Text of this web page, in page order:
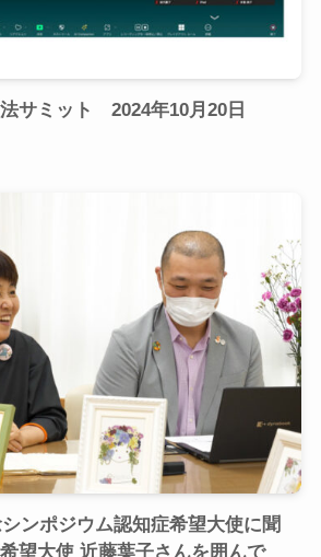
サミット 2024年10月20日
ンポジウム認知症希望大使に聞
望大使 近藤葉子さんを囲んで